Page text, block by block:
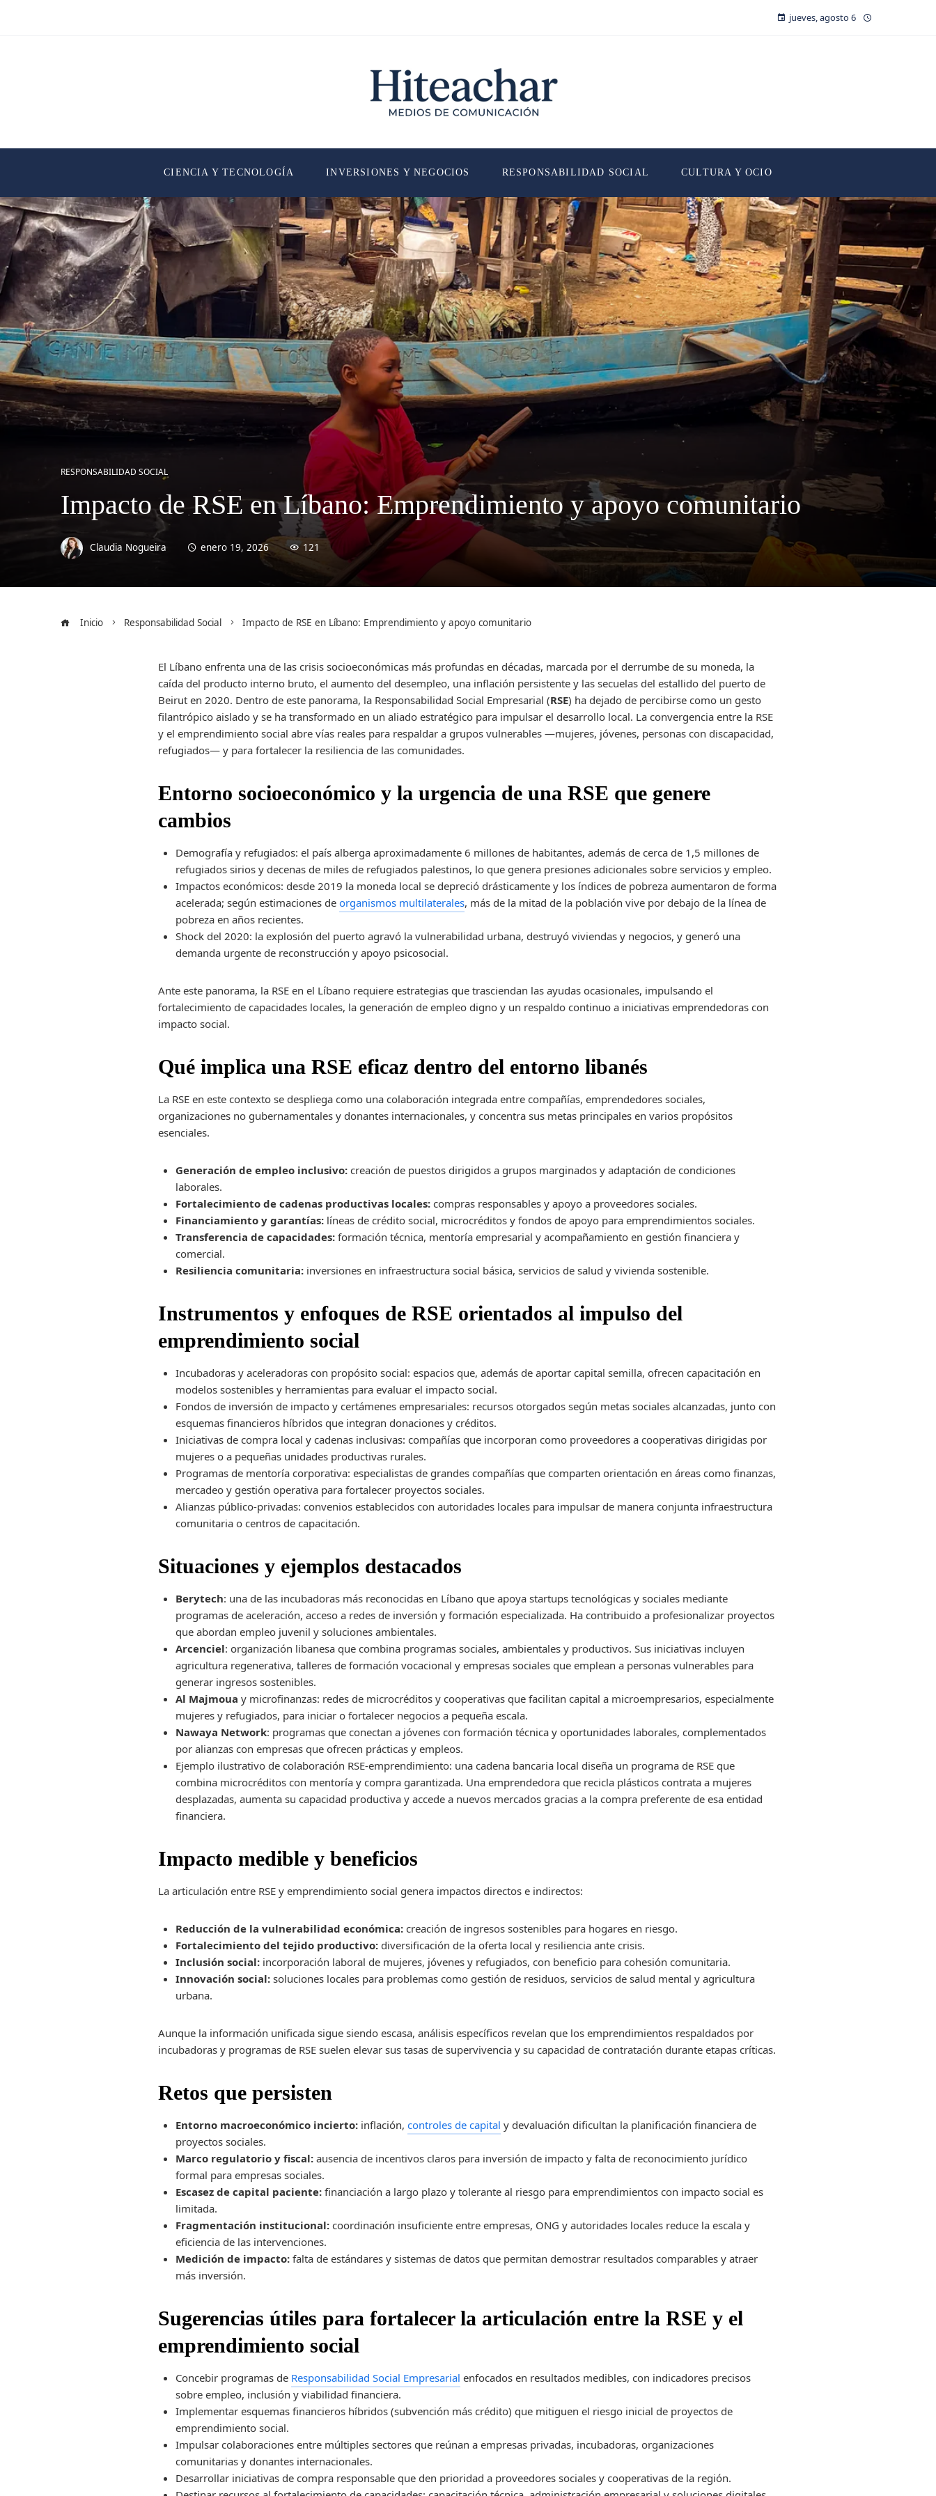
jueves, agosto 6
CIENCIA Y TECNOLOGÍA INVERSIONES Y NEGOCIOS RESPONSABILIDAD SOCIAL CULTURA Y OCIO
RESPONSABILIDAD SOCIAL
Impacto de RSE en Líbano: Emprendimiento y apoyo comunitario
Claudia Nogueira enero 19, 2026 121
Inicio Responsabilidad Social Impacto de RSE en Líbano: Emprendimiento y apoyo comunitario
El Líbano enfrenta una de las crisis socioeconómicas más profundas en décadas, marcada por el derrumbe de su moneda, la
caída del producto interno bruto, el aumento del desempleo, una inflación persistente y las secuelas del estallido del puerto de
Beirut en 2020. Dentro de este panorama, la Responsabilidad Social Empresarial (RSE) ha dejado de percibirse como un gesto
filantrópico aislado y se ha transformado en un aliado estratégico para impulsar el desarrollo local. La convergencia entre la RSE
y el emprendimiento social abre vías reales para respaldar a grupos vulnerables —mujeres, jóvenes, personas con discapacidad,
refugiados— y para fortalecer la resiliencia de las comunidades.
Entorno socioeconómico y la urgencia de una RSE que genere
cambios
Demografía y refugiados: el país alberga aproximadamente 6 millones de habitantes, además de cerca de 1,5 millones de
refugiados sirios y decenas de miles de refugiados palestinos, lo que genera presiones adicionales sobre servicios y empleo.
Impactos económicos: desde 2019 la moneda local se depreció drásticamente y los índices de pobreza aumentaron de forma
acelerada; según estimaciones deorganismos multilaterales, más de la mitad de la población vive por debajo de la línea de
pobreza en años recientes.
Shock del 2020: la explosión del puerto agravó la vulnerabilidad urbana, destruyó viviendas y negocios, y generó una
demanda urgente de reconstrucción y apoyo psicosocial.
Ante este panorama, la RSE en el Líbano requiere estrategias que trasciendan las ayudas ocasionales, impulsando el
fortalecimiento de capacidades locales, la generación de empleo digno y un respaldo continuo a iniciativas emprendedoras con
impacto social.
Qué implica una RSE eficaz dentro del entorno libanés
La RSE en este contexto se despliega como una colaboración integrada entre compañías, emprendedores sociales,
organizaciones no gubernamentales y donantes internacionales, y concentra sus metas principales en varios propósitos
esenciales.
Generación de empleo inclusivo: creación de puestos dirigidos a grupos marginados y adaptación de condiciones
laborales.
Fortalecimiento de cadenas productivas locales: compras responsables y apoyo a proveedores sociales.
Financiamiento y garantías: líneas de crédito social, microcréditos y fondos de apoyo para emprendimientos sociales.
Transferencia de capacidades: formación técnica, mentoría empresarial y acompañamiento en gestión financiera y
comercial.
Resiliencia comunitaria: inversiones en infraestructura social básica, servicios de salud y vivienda sostenible.
Instrumentos y enfoques de RSE orientados al impulso del
emprendimiento social
Incubadoras y aceleradoras con propósito social: espacios que, además de aportar capital semilla, ofrecen capacitación en
modelos sostenibles y herramientas para evaluar el impacto social.
Fondos de inversión de impacto y certámenes empresariales: recursos otorgados según metas sociales alcanzadas, junto con
esquemas financieros híbridos que integran donaciones y créditos.
Iniciativas de compra local y cadenas inclusivas: compañías que incorporan como proveedores a cooperativas dirigidas por
mujeres o a pequeñas unidades productivas rurales.
Programas de mentoría corporativa: especialistas de grandes compañías que comparten orientación en áreas como finanzas,
mercadeo y gestión operativa para fortalecer proyectos sociales.
Alianzas público-privadas: convenios establecidos con autoridades locales para impulsar de manera conjunta infraestructura
comunitaria o centros de capacitación.
Situaciones y ejemplos destacados
Berytech: una de las incubadoras más reconocidas en Líbano que apoya startups tecnológicas y sociales mediante
programas de aceleración, acceso a redes de inversión y formación especializada. Ha contribuido a profesionalizar proyectos
que abordan empleo juvenil y soluciones ambientales.
Arcenciel: organización libanesa que combina programas sociales, ambientales y productivos. Sus iniciativas incluyen
agricultura regenerativa, talleres de formación vocacional y empresas sociales que emplean a personas vulnerables para
generar ingresos sostenibles.
Al Majmoua y microfinanzas: redes de microcréditos y cooperativas que facilitan capital a microempresarios, especialmente
mujeres y refugiados, para iniciar o fortalecer negocios a pequeña escala.
Nawaya Network: programas que conectan a jóvenes con formación técnica y oportunidades laborales, complementados
por alianzas con empresas que ofrecen prácticas y empleos.
Ejemplo ilustrativo de colaboración RSE-emprendimiento: una cadena bancaria local diseña un programa de RSE que
combina microcréditos con mentoría y compra garantizada. Una emprendedora que recicla plásticos contrata a mujeres
desplazadas, aumenta su capacidad productiva y accede a nuevos mercados gracias a la compra preferente de esa entidad
financiera.
Impacto medible y beneficios
La articulación entre RSE y emprendimiento social genera impactos directos e indirectos:
Reducción de la vulnerabilidad económica: creación de ingresos sostenibles para hogares en riesgo.
Fortalecimiento del tejido productivo: diversificación de la oferta local y resiliencia ante crisis.
Inclusión social: incorporación laboral de mujeres, jóvenes y refugiados, con beneficio para cohesión comunitaria.
Innovación social: soluciones locales para problemas como gestión de residuos, servicios de salud mental y agricultura
urbana.
Aunque la información unificada sigue siendo escasa, análisis específicos revelan que los emprendimientos respaldados por
incubadoras y programas de RSE suelen elevar sus tasas de supervivencia y su capacidad de contratación durante etapas críticas.
Retos que persisten
Entorno macroeconómico incierto: inflación,controles de capital y devaluación dificultan la planificación financiera de
proyectos sociales.
Marco regulatorio y fiscal: ausencia de incentivos claros para inversión de impacto y falta de reconocimiento jurídico
formal para empresas sociales.
Escasez de capital paciente: financiación a largo plazo y tolerante al riesgo para emprendimientos con impacto social es
limitada.
Fragmentación institucional: coordinación insuficiente entre empresas, ONG y autoridades locales reduce la escala y
eficiencia de las intervenciones.
Medición de impacto: falta de estándares y sistemas de datos que permitan demostrar resultados comparables y atraer
más inversión.
Sugerencias útiles para fortalecer la articulación entre la RSE y el
emprendimiento social
Concebir programas de Responsabilidad Social Empresarial enfocados en resultados medibles, con indicadores precisos
sobre empleo, inclusión y viabilidad financiera.
Implementar esquemas financieros híbridos (subvención más crédito) que mitiguen el riesgo inicial de proyectos de
emprendimiento social.
Impulsar colaboraciones entre múltiples sectores que reúnan a empresas privadas, incubadoras, organizaciones
comunitarias y donantes internacionales.
Desarrollar iniciativas de compra responsable que den prioridad a proveedores sociales y cooperativas de la región.